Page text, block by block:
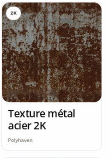
2K
Texture métal
acier 2K
Polyhaven